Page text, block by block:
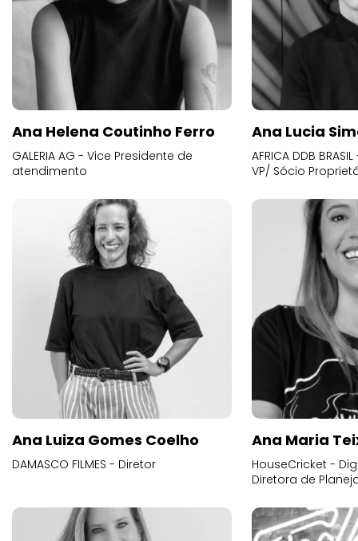
Ana Helena Coutinho Ferro
GALERIA AG - Vice Presidente de
atendimento
Ana Lucia
AFRICA DDB
VP/ Sócio
Ana Luiza Gomes Coelho
DAMASCO FILMES - Diretor
Ana Maria
HouseCricket -
Diretora de